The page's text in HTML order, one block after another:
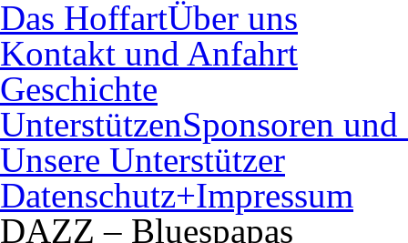
Das HoffartÜber uns
Kontakt und Anfahrt
Geschichte
UnterstützenSponsoren
Unsere Unterstützer
Datenschutz+Impressum
DAZZ – Bluespapas